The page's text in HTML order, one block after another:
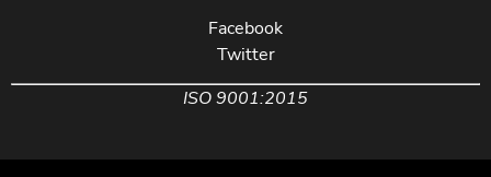
Facebook
Twitter
ISO 9001:2015